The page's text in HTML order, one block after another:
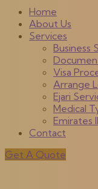
Home
About Us
Services
Business
Visa
Arrange
Ejari
Medical
Emirates
Contact
Get A Quote